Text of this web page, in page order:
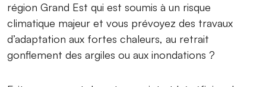
région Grand Est qui est soumis à un risque
climatique majeur et vous prévoyez des travaux
d’adaptation aux fortes chaleurs, au retrait
gonflement des argiles ou aux inondations ?